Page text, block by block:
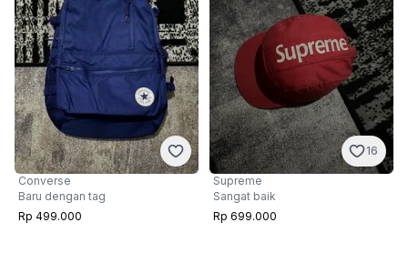
Converse
Baru dengan tag
Rp 499.000
16
Supreme
Sangat baik
Rp 699.000